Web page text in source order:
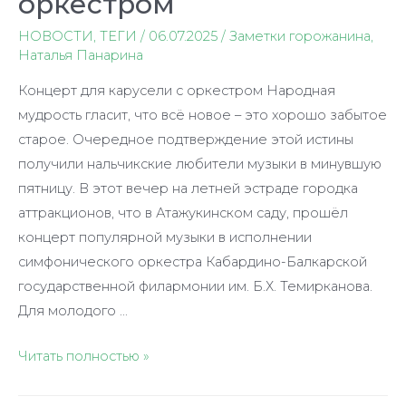
НОВОСТИ, ТЕГИ / 06.07.2025 / Заметки горожанина,
Наталья Панарина
Концерт для карусели с оркестром Народная
мудрость гласит, что всё новое – это хорошо забытое
старое. Очередное подтверждение этой истины
получили нальчикские любители музыки в минувшую
пятницу. В этот вечер на летней эстраде городка
аттракционов, что в Атажукинском саду, прошёл
концерт популярной музыки в исполнении
симфонического оркестра Кабардино-Балкарской
государственной филармонии им. Б.Х. Темирканова.
Для молодого …
Концерт
Читать полностью »